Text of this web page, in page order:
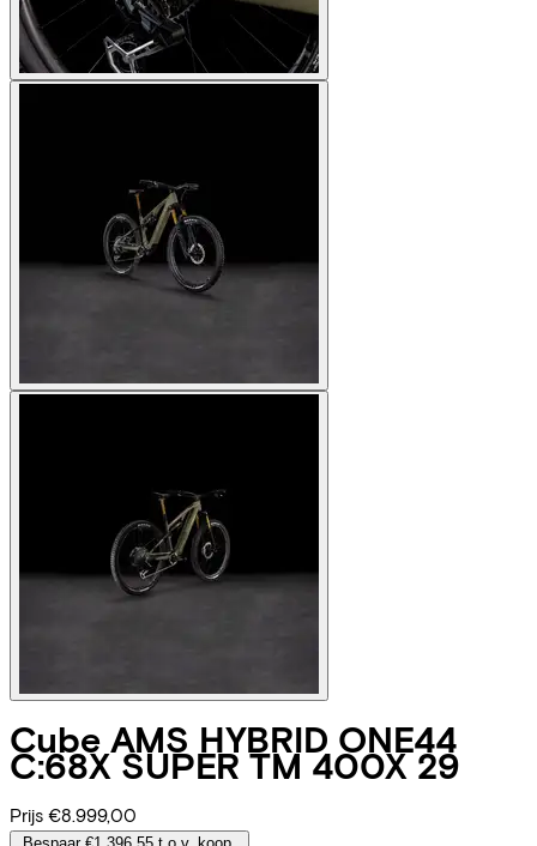
Cube AMS HYBRID ONE44
C:68X SUPER TM 400X 29
Prijs €8.999,00